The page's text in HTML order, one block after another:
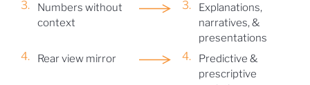
Numbers without
context
Explanations,
narratives, &
presentations
Rear view mirror
Predictive &
prescriptive